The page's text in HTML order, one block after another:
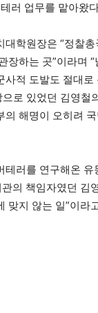
러 업무를 맡아왔
대학원장은 “정찰
장하는 곳”이라며
사적 도발도 절대로
로 있었던 김영철
의 해명이 오히려
테러를 연구해온 유
의 책임자였던 김
맞지 않는 일”이라